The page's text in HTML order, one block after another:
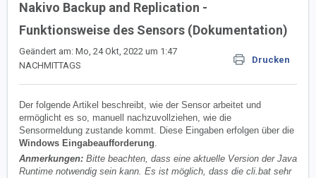
Nakivo Backup and Replication -
Funktionsweise des Sensors (Dokumentation)
Drucken
Geändert am: Mo, 24 Okt, 2022 um 1:47
NACHMITTAGS
Der folgende Artikel beschreibt, wie der Sensor arbeitet und
ermöglicht es so, manuell nachzuvollziehen, wie die
Sensormeldung zustande kommt. Diese Eingaben erfolgen über die
Windows Eingabeaufforderung.
Anmerkungen: Bitte beachten, dass eine aktuelle Version der Java
Runtime notwendig sein kann. Es ist möglich, dass die cli.bat sehr